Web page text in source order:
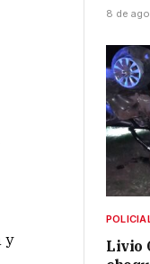
y
8 de
Livio